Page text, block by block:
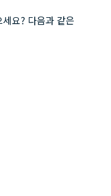
요? 다음과 같은